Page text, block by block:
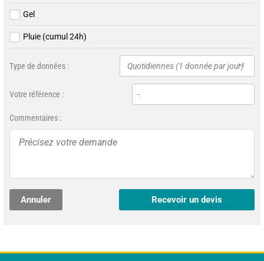
Gel
Pluie (cumul 24h)
Type de données : Quotidiennes (1 donnée par jour)
Votre référence :
Commentaires :
Annuler Recevoir un devis